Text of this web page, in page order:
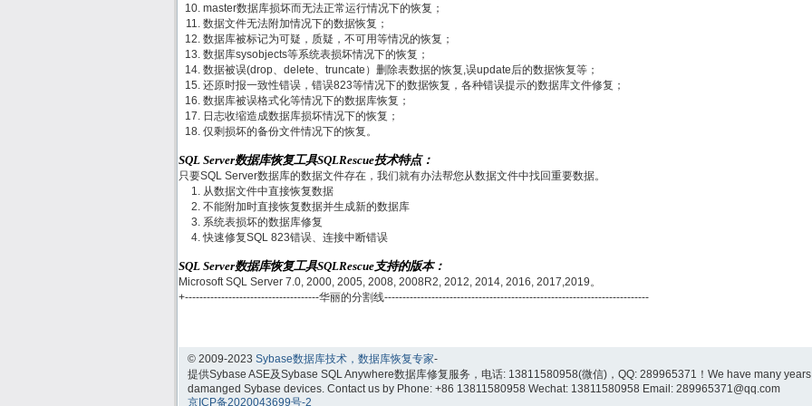
master数据库损坏而无法正常运行情况下的恢复；
数据文件无法附加情况下的数据恢复；
数据库被标记为可疑，质疑，不可用等情况的恢复；
数据库sysobjects等系统表损坏情况下的恢复；
数据被误(drop、delete、truncate）删除表数据的恢复,误update后的数据恢复等；
还原时报一致性错误，错误823等情况下的数据恢复，各种错误提示的数据库文件修复；
数据库被误格式化等情况下的数据库恢复；
日志收缩造成数据库损坏情况下的恢复；
仅剩损坏的备份文件情况下的恢复。
SQL Server数据库恢复工具SQLRescue技术特点：
只要SQL Server数据库的数据文件存在，我们就有办法帮您从数据文件中找回重要数据。
从数据文件中直接恢复数据
不能附加时直接恢复数据并生成新的数据库
系统表损坏的数据库修复
快速修复SQL 823错误、连接中断错误
SQL Server数据库恢复工具SQLRescue支持的版本：
Microsoft SQL Server 7.0, 2000, 2005, 2008, 2008R2, 2012, 2014, 2016, 2017,2019。
+-------------------------------------华丽的分割线-------------------------------------------------------------------------
© 2009-2023 Sybase数据库技术，数据库恢复专家-
提供Sybase ASE及Sybase SQL Anywhere数据库修复服务，电话: 13811580958(微信)，QQ: 289965371！We have many
damanged Sybase devices. Contact us by Phone: +86 13811580958 Wechat: 13811580958 Email: 289965371@qq.com
京ICP备2020043699号-2